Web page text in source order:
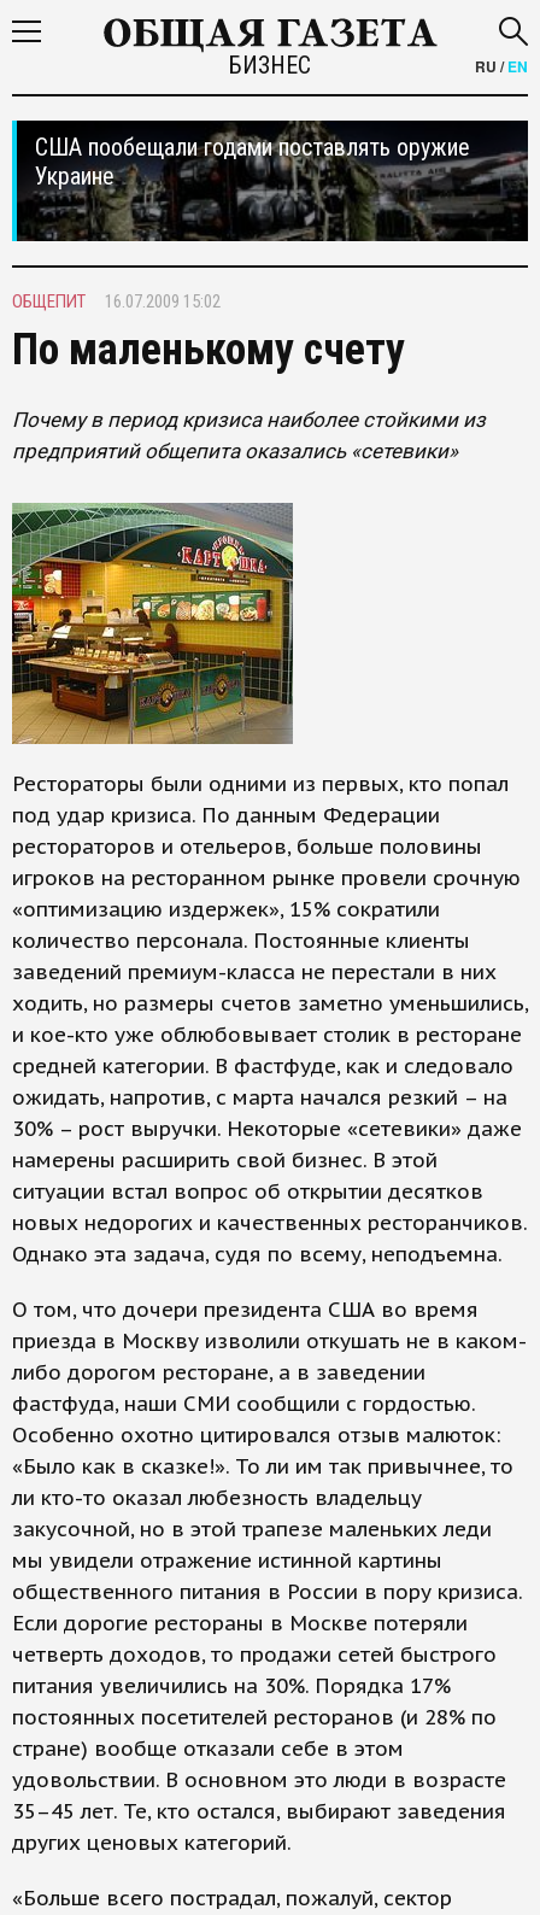
БИЗНЕС RU /EN
США пообещали годами поставлять оружие
Украине
ОБЩЕПИТ 16.07.2009 15:02
По маленькому счету
Почему в период кризиса наиболее стойкими из
предприятий общепита оказались «сетевики»
Рестораторы были одними из первых, кто попал
под удар кризиса. По данным Федерации
рестораторов и отельеров, больше половины
игроков на ресторанном рынке провели срочную
«оптимизацию издержек», 15% сократили
количество персонала. Постоянные клиенты
заведений премиум-класса не перестали в них
ходить, но размеры счетов заметно уменьшились,
и кое-кто уже облюбовывает столик в ресторане
средней категории. В фастфуде, как и следовало
ожидать, напротив, с марта начался резкий – на
30% – рост выручки. Некоторые «сетевики» даже
намерены расширить свой бизнес. В этой
ситуации встал вопрос об открытии десятков
новых недорогих и качественных ресторанчиков.
Однако эта задача, судя по всему, неподъемна.
О том, что дочери президента США во время
приезда в Москву изволили откушать не в каком-
либо дорогом ресторане, а в заведении
фастфуда, наши СМИ сообщили с гордостью.
Особенно охотно цитировался отзыв малюток:
«Было как в сказке!». То ли им так привычнее, то
ли кто-то оказал любезность владельцу
закусочной, но в этой трапезе маленьких леди
мы увидели отражение истинной картины
общественного питания в России в пору кризиса.
Если дорогие рестораны в Москве потеряли
четверть доходов, то продажи сетей быстрого
питания увеличились на 30%. Порядка 17%
постоянных посетителей ресторанов (и 28% по
стране) вообще отказали себе в этом
удовольствии. В основном это люди в возрасте
35–45 лет. Те, кто остался, выбирают заведения
других ценовых категорий.
«Больше всего пострадал, пожалуй, сектор